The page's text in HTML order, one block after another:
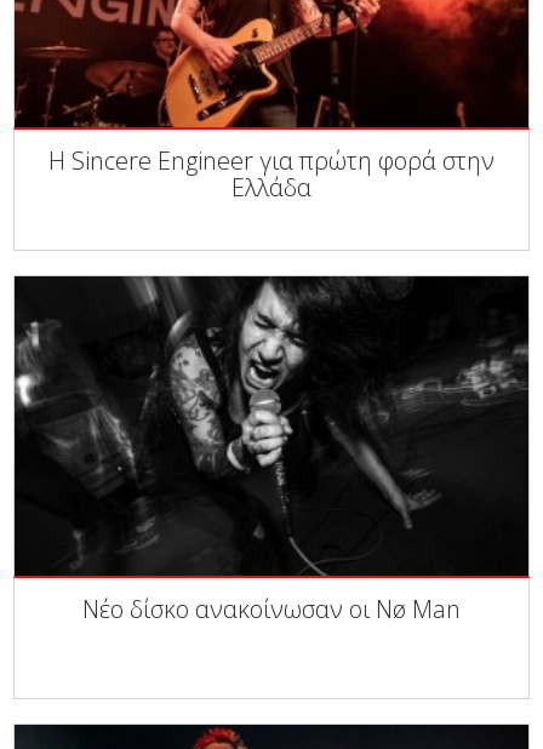
Η Sincere Engineer για πρώτη φορά στην
Ελλάδα
Νέο δίσκο ανακοίνωσαν οι Nø Man